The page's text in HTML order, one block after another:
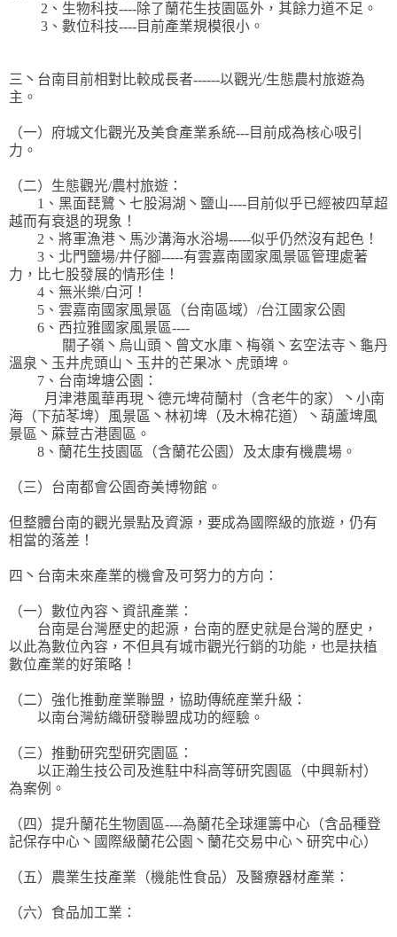
2、生物科技----除了蘭花生技園區外，其餘力道不足。
3、數位科技----目前產業規模很小。
三丶台南目前相對比較成長者------以觀光/生態農村旅遊為
主。
（一）府城文化觀光及美食產業系統---目前成為核心吸引
力。
（二）生態觀光/農村旅遊：
1、黑面琵鷺丶七股潟湖丶鹽山----目前似乎已經被四草超
越而有衰退的現象！
2、將軍漁港丶馬沙溝海水浴場-----似乎仍然沒有起色！
3、北門鹽場/井仔腳-----有雲嘉南國家風景區管理處著
力，比七股發展的情形佳！
4、無米樂/白河！
5、雲嘉南國家風景區（台南區域）/台江國家公園
6、西拉雅國家風景區----
關子嶺丶烏山頭丶曾文水庫丶梅嶺丶玄空法寺丶龜丹
溫泉丶玉井虎頭山丶玉井的芒果冰丶虎頭埤。
7、台南埤塘公園：
月津港風華再現丶德元埤荷蘭村（含老牛的家）丶小南
海（下茄苳埤）風景區丶林初埤（及木棉花道）丶葫蘆埤風
景區丶蔴荳古港園區。
8、蘭花生技園區（含蘭花公園）及太康有機農場。
（三）台南都會公園奇美博物館。
但整體台南的觀光景點及資源，要成為國際級的旅遊，仍有
相當的落差！
四丶台南未來產業的機會及可努力的方向：
（一）數位內容丶資訊產業：
台南是台灣歷史的起源，台南的歷史就是台灣的歷史，
以此為數位內容，不但具有城市觀光行銷的功能，也是扶植
數位產業的好策略！
（二）強化推動産業聯盟，協助傳統産業升級：
以南台灣紡織研發聯盟成功的經驗。
（三）推動研究型研究園區：
以正瀚生技公司及進駐中科高等研究園區（中興新村）
為案例。
（四）提升蘭花生物園區----為蘭花全球運籌中心（含品種登
記保存中心丶國際級蘭花公園丶蘭花交易中心丶研究中心）
（五）農業生技產業（機能性食品）及醫療器材產業：
（六）食品加工業：